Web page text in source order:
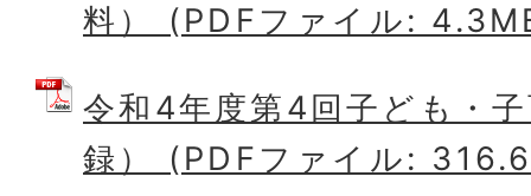
料） (PDFファイル:
令和4年度第4回子ども・
録） (PDFファイル: